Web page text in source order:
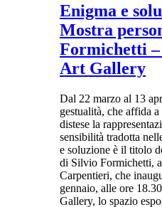
Enigma e
Mostra
Formichetti
Art Gallery
Dal 22 marzo al 13
gestualità, che affida
distese la
sensibilità tradotta
e soluzione è il titolo
di Silvio Formichetti,
Carpentieri, che
gennaio, alle ore
Gallery, lo spazio